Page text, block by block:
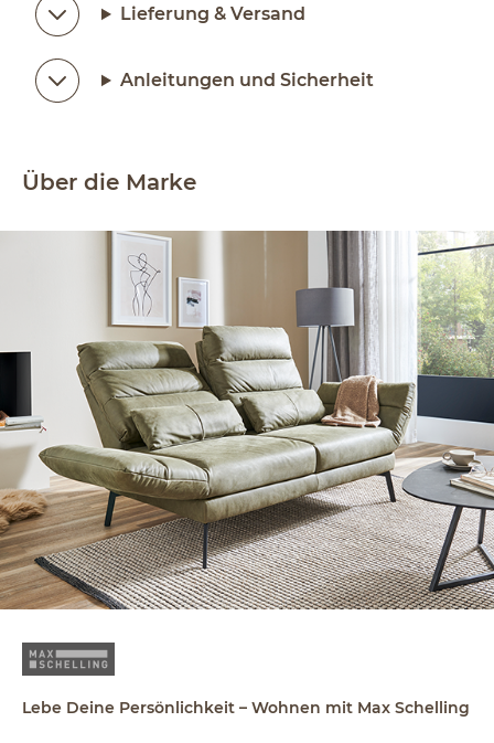
Lieferung & Versand
Anleitungen und Sicherheit
Über die Marke
Lebe Deine Persönlichkeit – Wohnen mit Max Schelling